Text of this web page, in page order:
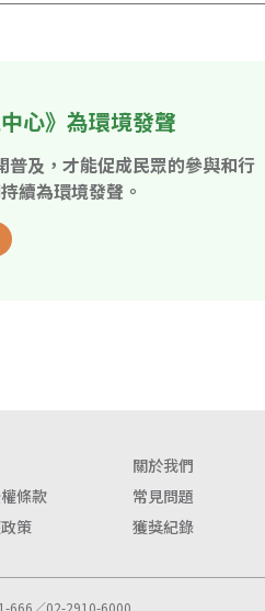
心》為環境發聲
普及，才能促成民眾的參與和行
續為環境發聲。
關於我們
條款 常見問題
策 獲獎紀錄